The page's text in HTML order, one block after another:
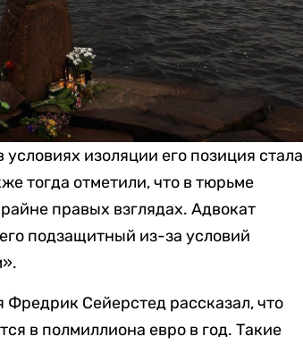
изоляции его позиция стала
тогда отметили, что в тюрьме
правых взглядах. Адвокат
подзащитный из-за условий
Фредрик Сейерстед рассказал, что
в полмиллиона евро в год. Такие